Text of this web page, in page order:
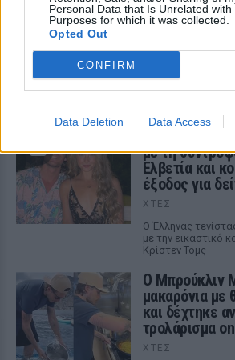
Personal Data that Is Unrelated with
Purposes for which it was collected.
Opted Out
CONFIRM
Data Deletion Data Access
τους γιους της – Η στιγμή του
μέρες χωρίς πρόγραμμα
Η πρώην παίκτρια του «My Style Rocks»
Σταθοκωστόπουλος απέκτησαν
παιδί τους
ΧΤΕΣ
με τη
Ελβετία και
έξοδος για
ΧΤΕΣ
Ο Έλληνας
με την εικαστικό
Κρίστεν Τομς
Ο Μπρούκλιν
μακαρόνια με
και δέχτηκε
τρολάρισμα
ΧΤΕΣ